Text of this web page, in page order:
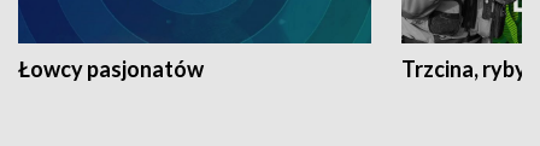
Łowcy pasjonatów Trzcina, ryby